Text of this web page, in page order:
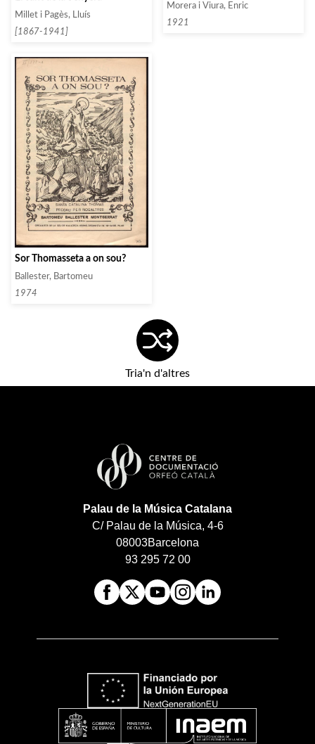
Millet i Pagès, Lluís
[1867-1941]
Morera i Viura, Enric
1921
Sor Thomasseta a on sou?
Ballester, Bartomeu
1974
Tria'n d'altres
Palau de la Música Catalana
C/ Palau de la Música, 4-6
08003Barcelona
93 295 72 00